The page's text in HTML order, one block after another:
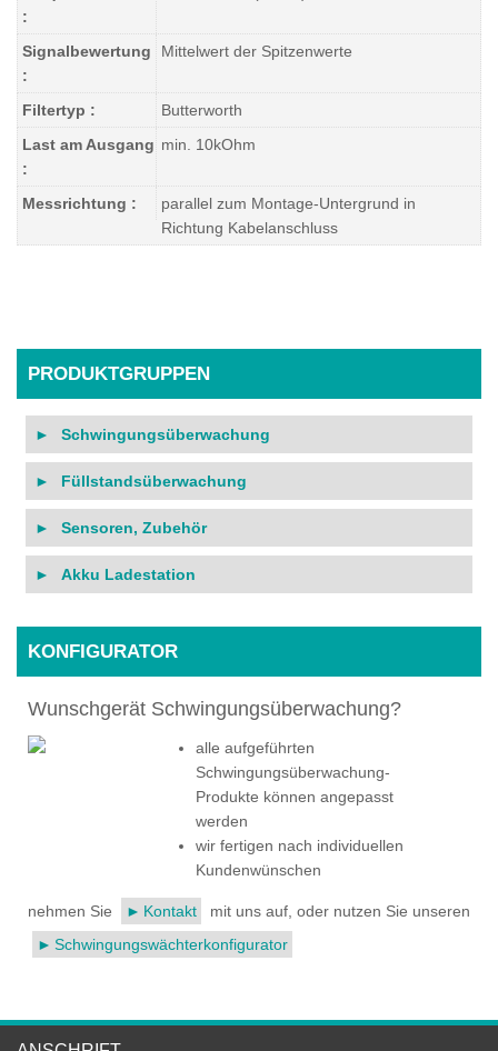
:
Signalbewertung
:
Mittelwert der Spitzenwerte
Filtertyp :
Butterworth
Last am Ausgang
:
min. 10kOhm
Messrichtung :
parallel zum Montage-Untergrund in
Richtung Kabelanschluss
PRODUKTGRUPPEN
Schwingungsüberwachung
Füllstandsüberwachung
Sensoren, Zubehör
Akku Ladestation
KONFIGURATOR
Wunschgerät Schwingungsüberwachung?
alle aufgeführten
Schwingungsüberwachung-
Produkte können angepasst
werden
wir fertigen nach individuellen
Kundenwünschen
nehmen Sie Kontakt
mit uns auf, oder nutzen Sie unseren
Schwingungswächterkonfigurator